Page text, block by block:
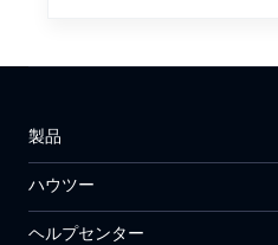
製品
ハウツー
ヘルプセンター